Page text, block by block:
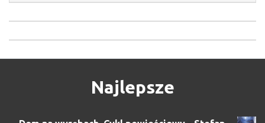
Najlepsze